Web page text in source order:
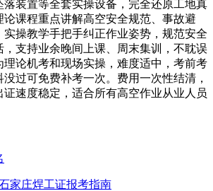
落装置等全套实操设备，完全还原工地真
论课程重点讲解高空安全规范、事故避
实操教学手把手纠正作业姿势，规范安全
，支持业余晚间上课、周末集训，不耽误
理论机考和现场实操，难度适中，考前考
过可免费补考一次。费用一次性结清，
速度稳定，适合所有高空作业从业人员
家庄焊工证报考指南